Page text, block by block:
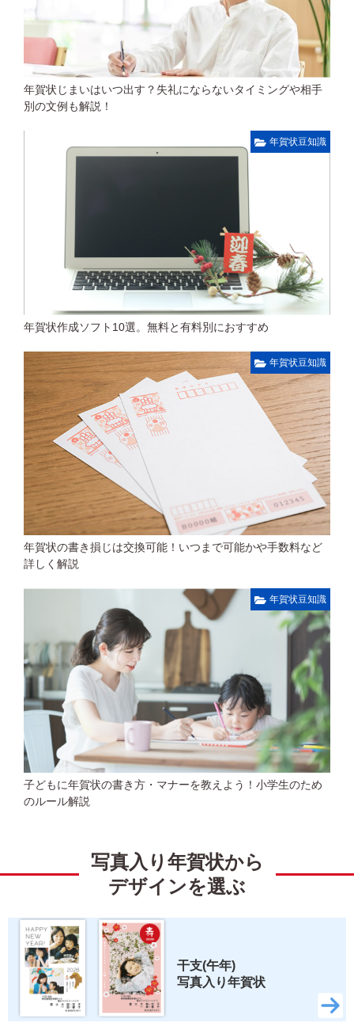
年賀状じまいはいつ出す？失礼にならないタイミングや相手
別の文例も解説！
年賀状豆知識
年賀状作成ソフト10選。無料と有料別におすすめ
年賀状豆知識
年賀状の書き損じは交換可能！いつまで可能かや手数料など
詳しく解説
年賀状豆知識
子どもに年賀状の書き方・マナーを教えよう！小学生のため
のルール解説
写真入り年賀状から
デザインを選ぶ
干支(午年)
写真入り年賀状